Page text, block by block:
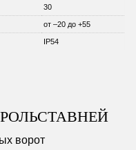
30
от –20 до +55
IP54